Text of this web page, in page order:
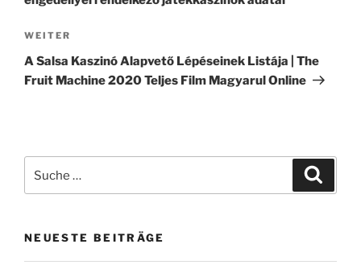
Nächster
Beitrag
WEITER
A Salsa Kaszinó Alapvető Lépéseinek Listája | The
Fruit Machine 2020 Teljes Film Magyarul Online
nach:
NEUESTE BEITRÄGE